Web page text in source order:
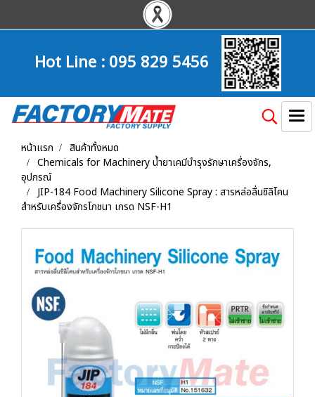
Hot Line :095 829 5456
หน้าแรก
สินค้าทั้งหมด
Chemicals for Machinery น้ำยาเคมีบำรุงรักษาเครื่องจักร,
อุปกรณ์
JIP-184 Food Machinery Silicone Spray : สารหล่อลื่นซิลิโคน
สำหรับเครื่องจักรโภชนา เกรด NSF-H1